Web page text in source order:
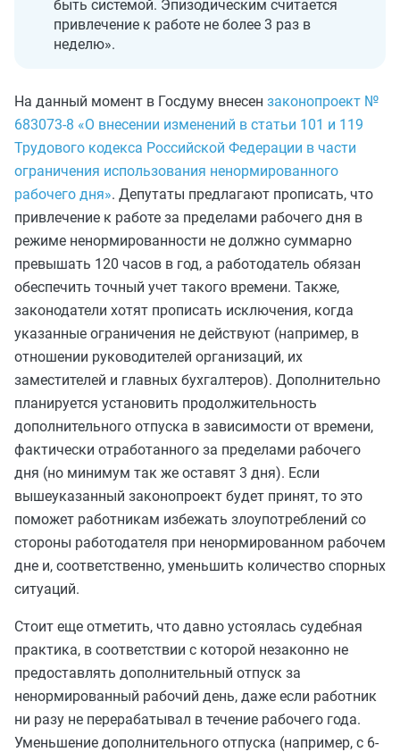
быть системой. Эпизодическим считается
привлечение к работе не более 3 раз в
неделю».
На данный момент в Госдуму внесен законопроект №
683073-8 «О внесении изменений в статьи 101 и 119
Трудового кодекса Российской Федерации в части
ограничения использования ненормированного
рабочего дня». Депутаты предлагают прописать, что
привлечение к работе за пределами рабочего дня в
режиме ненормированности не должно суммарно
превышать 120 часов в год, а работодатель обязан
обеспечить точный учет такого времени. Также,
законодатели хотят прописать исключения, когда
указанные ограничения не действуют (например, в
отношении руководителей организаций, их
заместителей и главных бухгалтеров). Дополнительно
планируется установить продолжительность
дополнительного отпуска в зависимости от времени,
фактически отработанного за пределами рабочего
дня (но минимум так же оставят 3 дня). Если
вышеуказанный законопроект будет принят, то это
поможет работникам избежать злоупотреблений со
стороны работодателя при ненормированном рабочем
дне и, соответственно, уменьшить количество спорных
ситуаций.
Стоит еще отметить, что давно устоялась судебная
практика, в соответствии с которой незаконно не
предоставлять дополнительный отпуск за
ненормированный рабочий день, даже если работник
ни разу не перерабатывал в течение рабочего года.
Уменьшение дополнительного отпуска (например, с 6-